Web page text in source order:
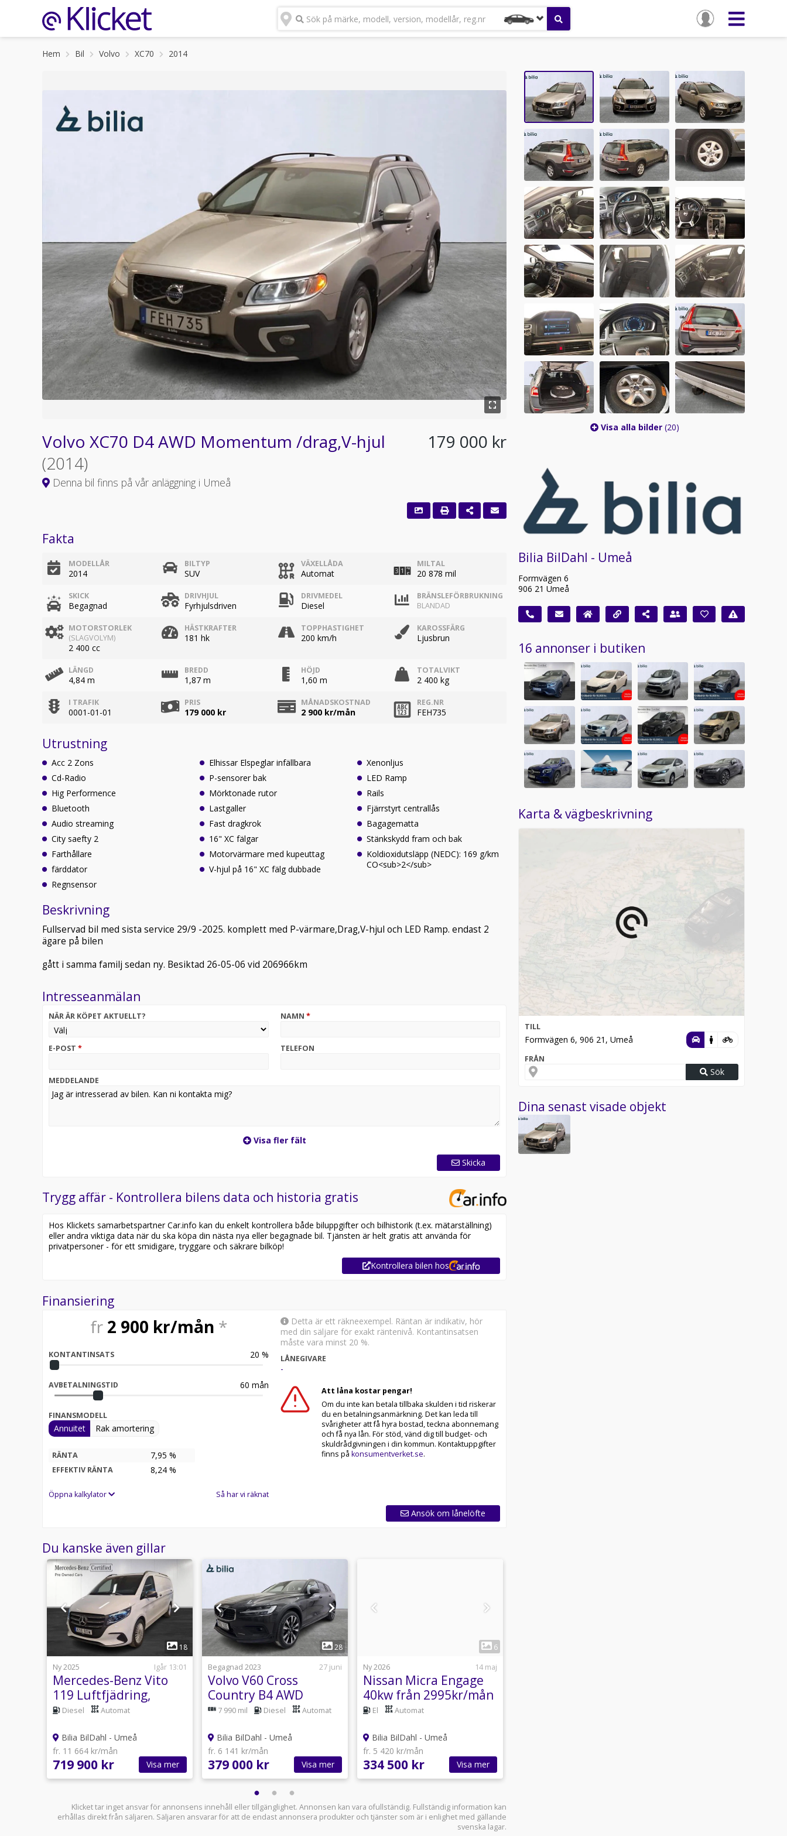
Sök på märke, modell, version, modellår, reg.nr
Hem Bil Volvo XC70 2014
Volvo XC70 D4 AWD Momentum /drag,V-hjul
(2014)
Denna bil finns på vår anläggning i Umeå
179 000 kr
Fakta
MODELLÅR
2014
BILTYP
SUV
VÄXELLÅDA
Automat
MILTAL
20 878 mil
SKICK
Begagnad
DRIVHJUL
Fyrhjulsdriven
DRIVMEDEL
Diesel
BRÄNSLEFÖRBRUKNING
BLANDAD
MOTORSTORLEK
(SLAGVOLYM)
2 400 cc
HÄSTKRAFTER
181 hk
TOPPHASTIGHET
200 km/h
KAROSSFÄRG
Ljusbrun
LÄNGD
4,84 m
BREDD
1,87 m
HÖJD
1,60 m
TOTALVIKT
2 400 kg
I TRAFIK
0001-01-01
PRIS
179 000 kr
MÅNADSKOSTNAD
2 900kr/mån
REG.NR
FEH735
Utrustning
Acc 2 Zons
Cd-Radio
Hig Performence
Bluetooth
Audio streaming
City saefty 2
Farthållare
färddator
Regnsensor
Elhissar Elspeglar infällbara
P-sensorer bak
Mörktonade rutor
Lastgaller
Fast dragkrok
16" XC fälgar
Motorvärmare med kupeuttag
V-hjul på 16" XC fälg dubbade
Xenonljus
LED Ramp
Rails
Fjärrstyrt centrallås
Bagagematta
Stänkskydd fram och bak
Koldioxidutsläpp (NEDC): 169 g/km
CO<sub>2</sub>
Beskrivning
Fullservad bil med sista service 29/9 -2025. komplett med P-värmare,Drag,V-hjul och LED Ramp. endast 2
ägare på bilen
gått i samma familj sedan ny. Besiktad 26-05-06 vid 206966km
Intresseanmälan
NÄR ÄR KÖPET AKTUELLT? NAMN *
E-POST * TELEFON
MEDDELANDE
Visa fler fält
Skicka
Trygg affär - Kontrollera bilens data och historia gratis
Hos Klickets samarbetspartner Car.info kan du enkelt kontrollera både biluppgifter och bilhistorik (t.ex. mätarställning)
eller andra viktiga data när du ska köpa din nästa nya eller begagnade bil. Tjänsten är helt gratis att använda för
privatpersoner - för ett smidigare, tryggare och säkrare bilköp!
Kontrollera bilen hos
Finansiering
fr 2 900 kr/mån *
KONTANTINSATS 20 %
AVBETALNINGSTID 60 mån
FINANSMODELL
Annuitet Rak amortering
RÄNTA 7,95 %
EFFEKTIV RÄNTA 8,24 %
Öppna kalkylator Så har vi räknat
Detta är ett räkneexempel. Räntan är indikativ, hör
med din säljare för exakt räntenivå. Kontantinsatsen
måste vara minst 20 %.
LÅNEGIVARE
-
Att låna kostar pengar!
Om du inte kan betala tillbaka skulden i tid riskerar
du en betalningsanmärkning. Det kan leda till
svårigheter att få hyra bostad, teckna abonnemang
och få nya lån. För stöd, vänd dig till budget- och
skuldrådgivningen i din kommun. Kontaktuppgifter
finns på konsumentverket.se.
Ansök om lånelöfte
Du kanske även gillar
1
18
Ny 2025
Igår 13:01
Mercedes-Benz Vito
119 Luftfjädring,
dubbla skjutdörrar
Diesel Automat
Bilia BilDahl - Umeå
fr. 11 664 kr/mån
719 900 kr Visa mer
1
28
Begagnad 2023
27 juni
Volvo V60 Cross
Country B4 AWD
Plus/Inscription/Kamera/Dr...
7 990 mil Diesel Automat
Bilia BilDahl - Umeå
fr. 6 141 kr/mån
379 000 kr Visa mer
6
Ny 2026
14 maj
Nissan Micra Engage
40kw från 2995kr/mån
El Automat
Bilia BilDahl - Umeå
fr. 5 420 kr/mån
334 500 kr Visa mer
Klicket tar inget ansvar för annonsens innehåll eller tillgänglighet. Annonsen kan vara ofullständig. Fullständig information kan
erhållas direkt från säljaren. Säljaren ansvarar för att de endast annonsera produkter och tjänster som är i enlighet med gällande
svenska lagar.
Visa alla bilder (20)
Bilia BilDahl - Umeå
Formvägen 6
906 21 Umeå
16 annonser i butiken
Karta & vägbeskrivning
TILL
Formvägen 6, 906 21, Umeå
FRÅN
Sök
Dina senast visade objekt